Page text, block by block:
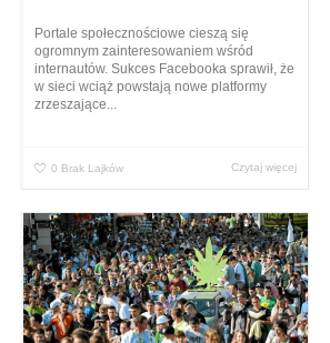
Portale społecznościowe cieszą się
ogromnym zainteresowaniem wśród
internautów. Sukces Facebooka sprawił, że
w sieci wciąż powstają nowe platformy
zrzeszające...
0 Brak Lajków Czytaj więcej